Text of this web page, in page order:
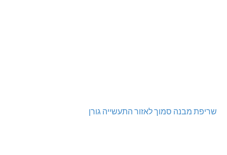
שריפת מבנה סמוך לאזור התעשייה גורן